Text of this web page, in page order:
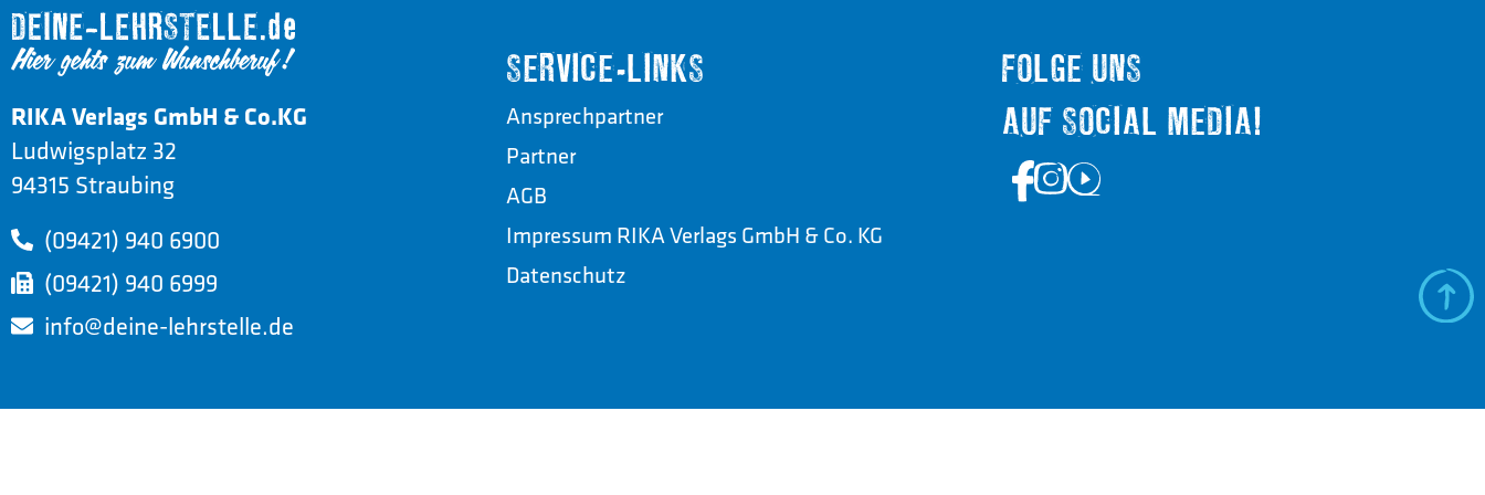
RIKA Verlags GmbH & Co.KG
Ludwigsplatz 32
94315 Straubing
(09421) 940 6900
(09421) 940 6999
info@deine-lehrstelle.de
SERVICE-LINKS
Ansprechpartner
Partner
AGB
Impressum RIKA Verlags GmbH & Co. KG
Datenschutz
FOLGE UNS
AUF SOCIAL MEDIA!